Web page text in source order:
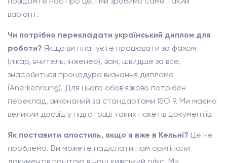
варіант.
Чи потрібно перекладати український диплом для
роботи? Якщо ви плануєте працювати за фахом
(лікар, вчитель, інженер), вам, швидше за все,
знадобиться процедура визнання диплома
(Anerkennung). Для цього обов'язково потрібен
переклад, виконаний за стандартами ISO 9. Ми маємо
великий досвід у підготовці таких пакетів документів.
Як поставити апостиль, якщо я вже в Кельні? Це не
проблема. Ви можете надіслати нам оригінали